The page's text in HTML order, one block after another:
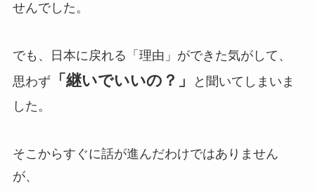
せんでした。
でも、日本に戻れる「理由」ができた気がして、
思わず「継いでいいの？」
と聞いてしまいま
した。
そこからすぐに話が進んだわけではありません
が、